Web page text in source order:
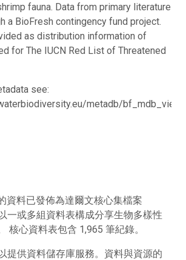
fauna. Data from primary literature
a BioFresh contingency fund project.
as distribution information of
for The IUCN Red List of Threatened
see:
metadb/
資料已發佈為達爾文核心集檔案
一或多組資料表構成分享生物多樣性
核心資料表包含 1,965 筆紀錄。
提供資料儲存庫服務。資料與資源的